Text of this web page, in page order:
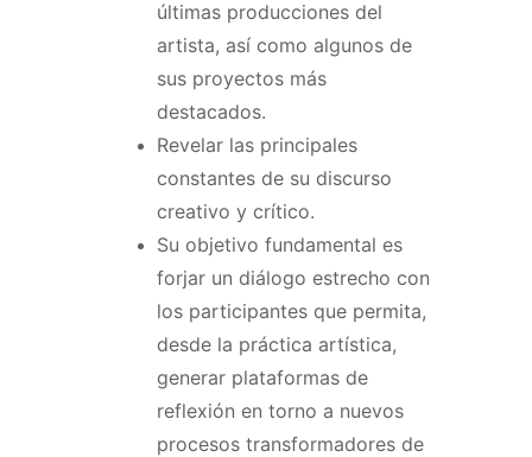
últimas producciones del
artista, así como algunos de
sus proyectos más
destacados.
Revelar las principales
constantes de su discurso
creativo y crítico.
Su objetivo fundamental es
forjar un diálogo estrecho con
los participantes que permita,
desde la práctica artística,
generar plataformas de
reflexión en torno a nuevos
procesos transformadores de